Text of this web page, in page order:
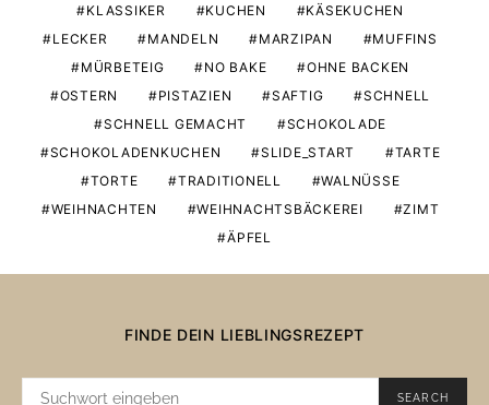
KLASSIKER
KUCHEN
KÄSEKUCHEN
LECKER
MANDELN MARZIPAN
MUFFINS
MÜRBETEIG
NO BAKE
OHNE BACKEN
OSTERN
PISTAZIEN SAFTIG
SCHNELL
SCHNELL GEMACHT
SCHOKOLADE
SCHOKOLADENKUCHEN
SLIDE_START
TARTE
TORTE
TRADITIONELL
WALNÜSSE
WEIHNACHTEN
WEIHNACHTSBÄCKEREI
ZIMT
ÄPFEL
FINDE DEIN LIEBLINGSREZEPT
SUCHE
SEARCH